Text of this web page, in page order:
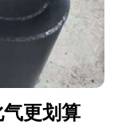
更划算